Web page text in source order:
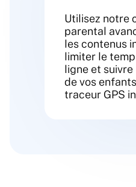
Utilisez notre
parental
les contenus
limiter le
ligne et
de vos
traceur GPS